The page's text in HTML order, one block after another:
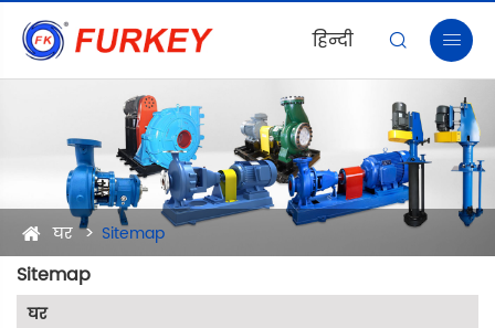
हिन्दी  
घर Sitemap
Sitemap
घर